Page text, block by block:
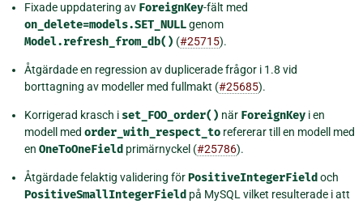
Fixade uppdatering av ForeignKey-fält med
on_delete=models.SET_NULLgenom
Model.refresh_from_db() (#25715).
Åtgärdade en regression av duplicerade frågor i 1.8 vid
borttagning av modeller med fullmakt (#25685).
Korrigerad krasch i set_FOO_order() när ForeignKey i en
modell med order_with_respect_to refererar till en modell med
en OneToOneField primärnyckel (#25786).
Åtgärdade felaktig validering förPositiveIntegerField och
PositiveSmallIntegerField på MySQL vilket resulterade i att